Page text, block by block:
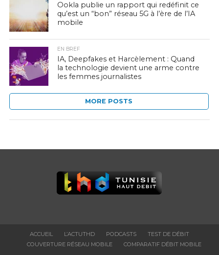
Ookla publie un rapport qui redéfinit ce
qu’est un “bon” réseau 5G à l’ère de l’IA
mobile
EN BREF
IA, Deepfakes et Harcèlement : Quand
la technologie devient une arme contre
les femmes journalistes
MORE POSTS
ACCUEIL L’ACTUTHD PODCASTS
TEST DE DÉBIT
COUVERTURE RÉSEAU MOBILE
COMPARATIF DÉBIT MOBILE